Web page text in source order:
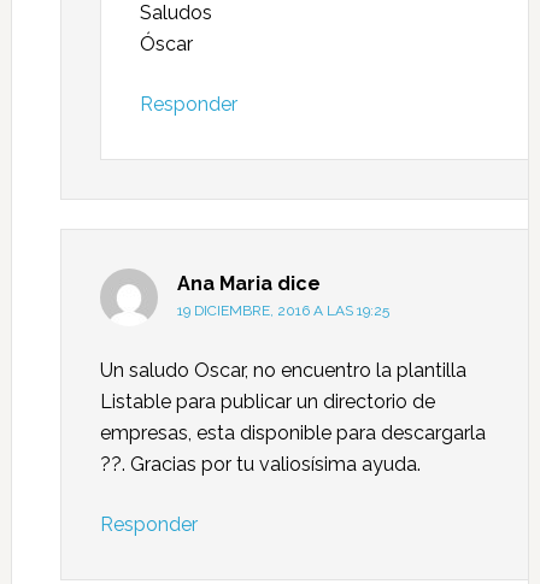
Saludos
Óscar
Responder
Ana Maria dice
19 DICIEMBRE, 2016 A LAS 19:25
Un saludo Oscar, no encuentro la plantilla
Listable para publicar un directorio de
empresas, esta disponible para descargarla
??. Gracias por tu valiosísima ayuda.
Responder